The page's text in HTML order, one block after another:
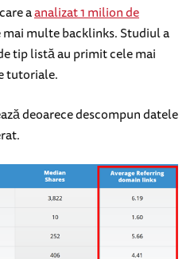
aanalizat 1 milion de
multe backlinks. Studiul a
tip listă au primit cele mai
tutoriale.
deoarece descompun datele